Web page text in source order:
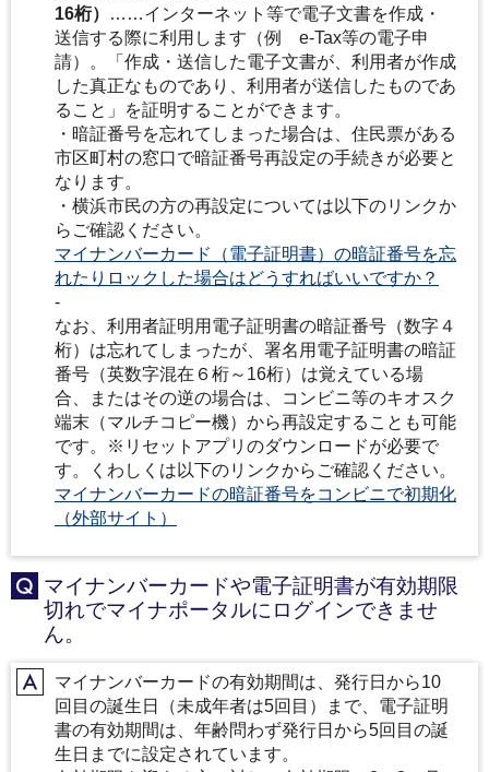
16桁）
……インターネット等で電子文書を作成・
送信する際に利用します（例 e-Tax等の電子申
請）。「作成・送信した電子文書が、利用者が作成
した真正なものであり、利用者が送信したものであ
ること」を証明することができます。
・暗証番号を忘れてしまった場合は、住民票がある
市区町村の窓口で暗証番号再設定の手続きが必要と
なります。
・横浜市民の方の再設定については以下のリンクか
らご確認ください。
マイナンバーカード（電子証明書）の暗証番号を忘
れたりロックした場合はどうすればいいですか？
-
なお、利用者証明用電子証明書の暗証番号（数字４
桁）は忘れてしまったが、署名用電子証明書の暗証
番号（英数字混在６桁～16桁）は覚えている場
合、またはその逆の場合は、コンビニ等のキオスク
端末（マルチコピー機）から再設定することも可能
です。※リセットアプリのダウンロードが必要で
す。くわしくは以下のリンクからご確認ください。
マイナンバーカードの暗証番号をコンビニで初期化
（外部サイト）
Q
マイナンバーカードや電子証明書が有効期限
切れでマイナポータルにログインできませ
ん。
Aマイナンバーカードの有効期間は、発行日から10
回目の誕生日（未成年者は5回目）まで、電子証明
書の有効期間は、年齢問わず発行日から5回目の誕
生日までに設定されています。